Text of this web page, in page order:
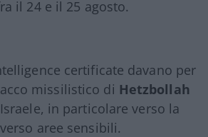
il 24 e il 25 agosto.
certificate davano per
missilistico di Hetzbollah
in particolare verso la
aree sensibili.